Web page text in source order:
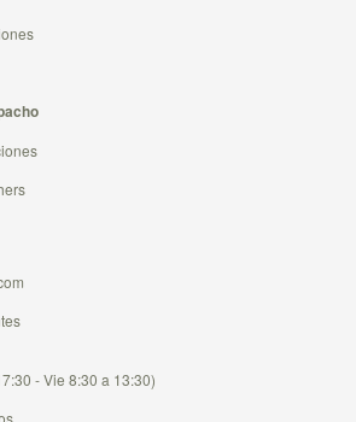
- Vie 8:30 a 13:30)